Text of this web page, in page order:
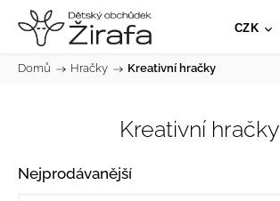
CZK
Domů / Hračky / Kreativní hračky
Kreativní hračky
Nejprodávanější